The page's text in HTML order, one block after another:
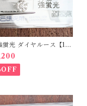
蛍光 ダイヤルース【1.5
PRO208926